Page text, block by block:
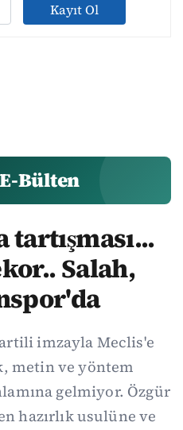
Kayıt Ol
E-Bülten
tartışması...
Salah,
imzayla Meclis'e
metin ve yöntem
gelmiyor. Özgür
hazırlık usulüne ve